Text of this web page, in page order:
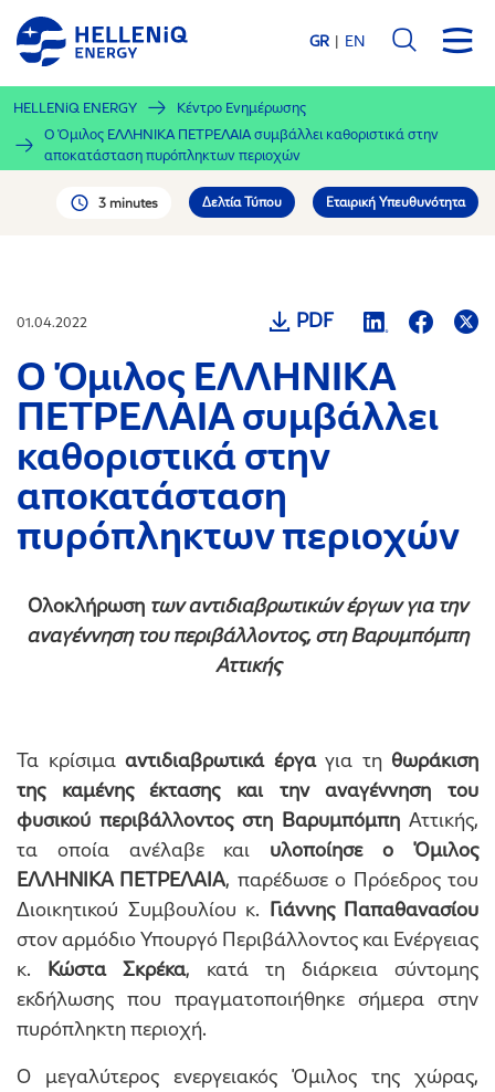
Παράκαμψη
προς
κυρίως
περιεχόμενο
GR EN
HELLENiQ ENERGY
Κέντρο Ενημέρωσης
Ο Όμιλος ΕΛΛΗΝΙΚΑ ΠΕΤΡΕΛΑΙΑ συμβάλλει καθοριστικά στην
αποκατάσταση πυρόπληκτων περιοχών
3 minutes Δελτία Τύπου Εταιρική Υπευθυνότητα
01.04.2022 PDF
Ο Όμιλος ΕΛΛΗΝΙΚΑ
ΠΕΤΡΕΛΑΙΑ συμβάλλει
καθοριστικά στην
αποκατάσταση
πυρόπληκτων περιοχών
Ολοκλήρωση των αντιδιαβρωτικών έργων για την
αναγέννηση του περιβάλλοντος,στη Βαρυμπόμπη
Αττικής
Τα κρίσιμα αντιδιαβρωτικά έργαγια τη θωράκιση
της καμένης έκτασης και την αναγέννηση του
φυσικού περιβάλλοντος στη Βαρυμπόμπη Αττικής,
τα οποία ανέλαβε και υλοποίησε ο Όμιλος
ΕΛΛΗΝΙΚΑ ΠΕΤΡΕΛΑΙΑ, παρέδωσε ο Πρόεδρος του
Διοικητικού Συμβουλίου κ. Γιάννης Παπαθανασίου
στον αρμόδιο Υπουργό Περιβάλλοντος και Ενέργειας
κ. Κώστα Σκρέκα, κατά τη διάρκεια σύντομης
εκδήλωσης που πραγματοποιήθηκε σήμερα στην
πυρόπληκτη περιοχή.
Ο μεγαλύτερος ενεργειακός Όμιλος της χώρας,